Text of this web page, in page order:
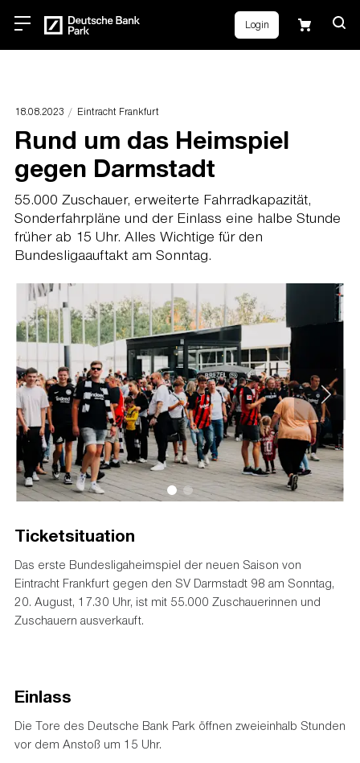
Login
18.08.2023 Eintracht Frankfurt
Rund um das Heimspiel
gegen Darmstadt
55.000 Zuschauer, erweiterte Fahrradkapazität,
Sonderfahrpläne und der Einlass eine halbe Stunde
früher ab 15 Uhr. Alles Wichtige für den
Bundesligaauftakt am Sonntag.
Ticketsituation
Das erste Bundesligaheimspiel der neuen Saison von
Eintracht Frankfurt gegen den SV Darmstadt 98 am Sonntag,
20. August, 17.30 Uhr, ist mit 55.000 Zuschauerinnen und
Zuschauern ausverkauft.
Einlass
Die Tore des Deutsche Bank Park öffnen zweieinhalb Stunden
vor dem Anstoß um 15 Uhr.